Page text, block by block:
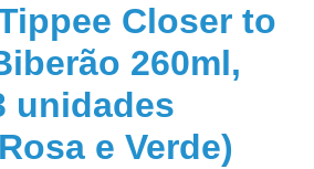
Closer to
260ml,
unidades
e Verde)